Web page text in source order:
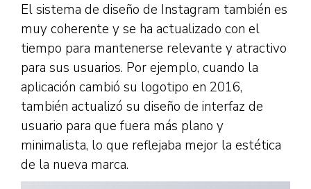
El sistema de diseño de Instagram también es
muy coherente y se ha actualizado con el
tiempo para mantenerse relevante y atractivo
para sus usuarios. Por ejemplo, cuando la
aplicación cambió su logotipo en 2016,
también actualizó su diseño de interfaz de
usuario para que fuera más plano y
minimalista, lo que reflejaba mejor la estética
de la nueva marca.